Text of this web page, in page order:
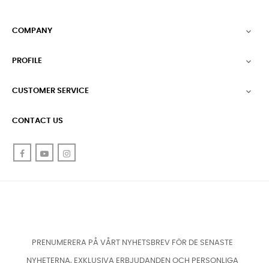
COMPANY 
PROFILE 
CUSTOMER SERVICE 
CONTACT US
FacebookYouTube
PRENUMERERA PÅ VÅRT NYHETSBREV FÖR DE SENASTE
NYHETERNA, EXKLUSIVA ERBJUDANDEN OCH PERSONLIGA